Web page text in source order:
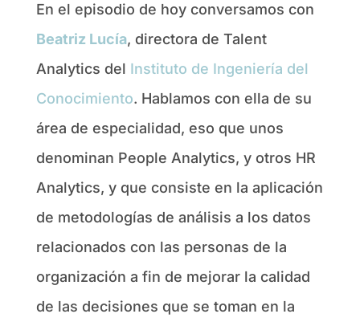
En el episodio de hoy conversamos con
Beatriz Lucía, directora de Talent
Analytics del Instituto de Ingeniería del
Conocimiento. Hablamos con ella de su
área de especialidad, eso que unos
denominan People Analytics, y otros HR
Analytics, y que consiste en la aplicación
de metodologías de análisis a los datos
relacionados con las personas de la
organización a fin de mejorar la calidad
de las decisiones que se toman en la